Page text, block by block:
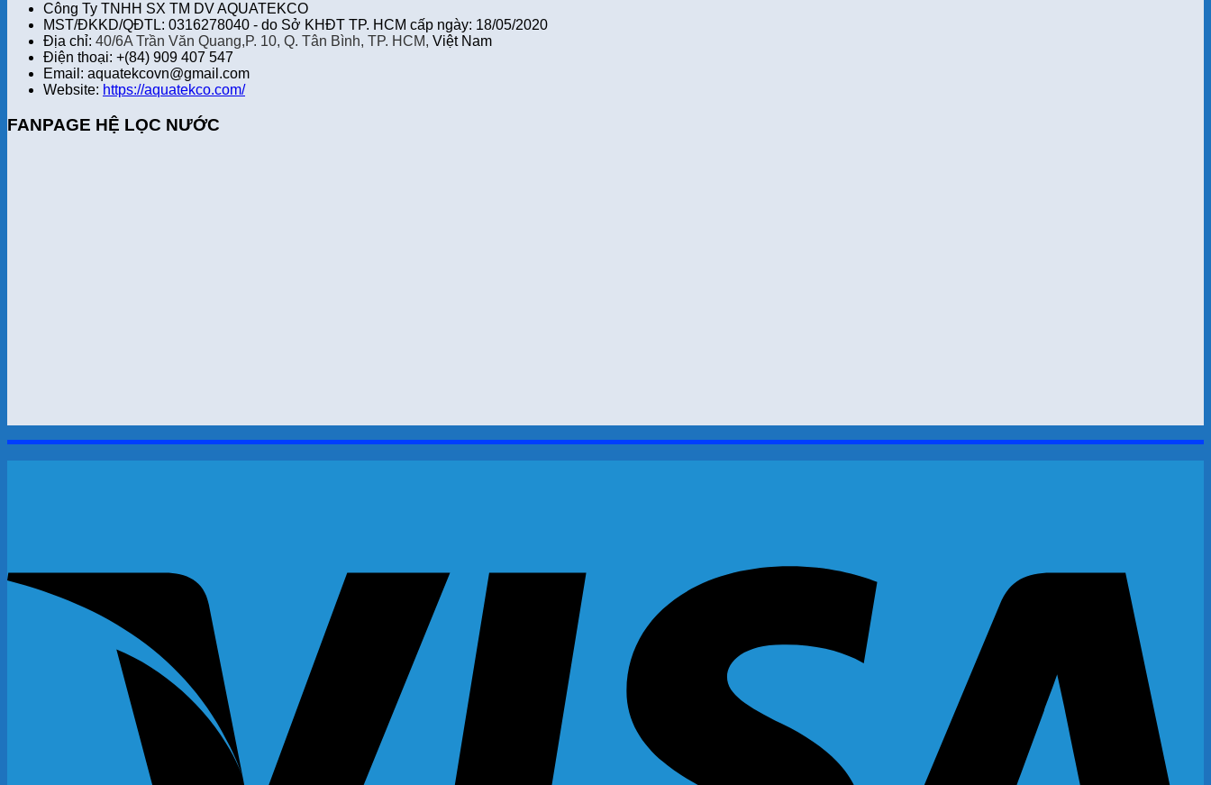
Công Ty TNHH SX TM DV AQUATEKCO
MST/ĐKKD/QĐTL: 0316278040 - do Sở KHĐT TP. HCM cấp ngày: 18/05/2020
Địa chỉ: 40/6A Trần Văn Quang,P. 10, Q. Tân Bình, TP. HCM, Việt Nam
Điện thoại: +(84) 909 407 547
Email: aquatekcovn@gmail.com
Website: https://aquatekco.com/
FANPAGE HỆ LỌC NƯỚC